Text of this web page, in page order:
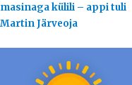
masinaga külili – appi tuli
Martin Järveoja